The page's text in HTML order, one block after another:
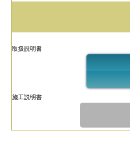
取扱説明書
施工説明書